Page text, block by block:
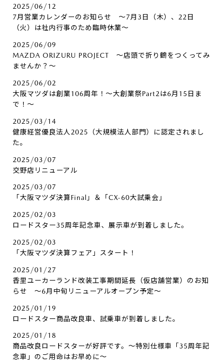
2025/06/12
7月営業カレンダーのお知らせ ～7月3日（木）、22日
（火）は社内行事のため臨時休業～
2025/06/09
MAZDA ORIZURU PROJECT ～店頭で折り鶴をつくってみ
ませんか？～
2025/06/02
大阪マツダは創業106周年！～大創業祭Part2は6月15日ま
で！～
2025/03/14
健康経営優良法人2025（大規模法人部門）に認定されまし
た。
2025/03/07
交野店リニューアル
2025/03/07
「大阪マツダ決算Final」＆「CX-60大試乗会」
2025/02/03
ロードスター35周年記念車、展示車が到着しました。
2025/02/03
「大阪マツダ決算フェア」スタート！
2025/01/27
香里ユーカーランド改装工事期間延長（仮店舗営業）のお知
らせ ～6月中旬リニューアルオープン予定～
2025/01/19
ロードスター商品改良車、試乗車が到着しました。
2025/01/18
商品改良ロードスターが好評です。～特別仕様車「35周年記
念車」のご用命はお早めに～